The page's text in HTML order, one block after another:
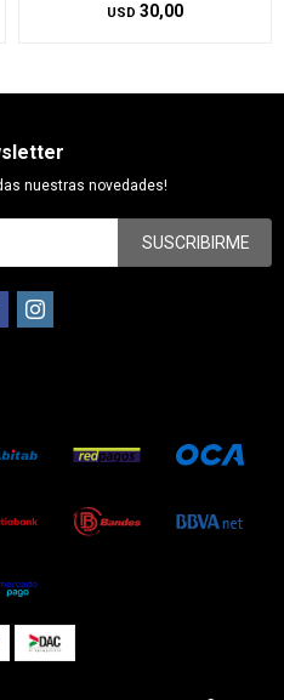
USD 30,00
nuestras novedades!
SUSCRIBIRME
